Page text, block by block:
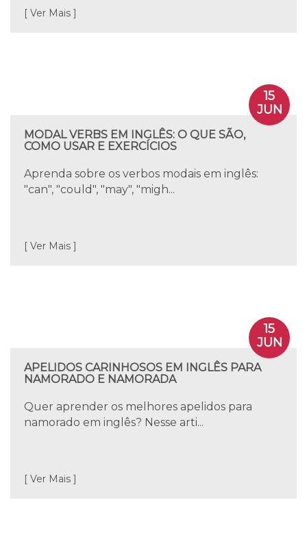
[ Ver Mais ]
15
JUN
MODAL VERBS EM INGLÊS: O QUE SÃO,
COMO USAR E EXERCÍCIOS
Aprenda sobre os verbos modais em inglês:
"can", "could", "may", "migh...
[ Ver Mais ]
15
JUN
APELIDOS CARINHOSOS EM INGLÊS PARA
NAMORADO E NAMORADA
Quer aprender os melhores apelidos para
namorado em inglês? Nesse arti...
[ Ver Mais ]